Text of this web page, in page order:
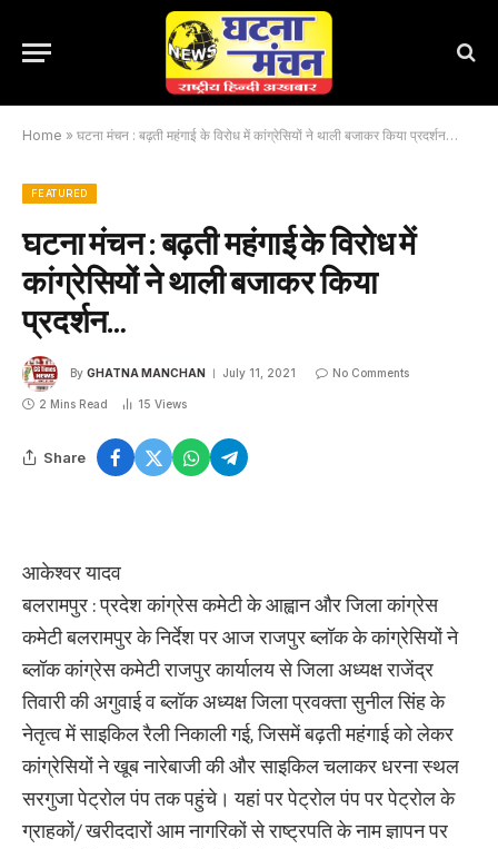
Home » घटना मंचन : बढ़ती महंगाई के विरोध में कांग्रेसियों ने थाली बजाकर किया प्रदर्शन…
FEATURED
घटना मंचन : बढ़ती महंगाई के विरोध में
कांग्रेसियों ने थाली बजाकर किया
प्रदर्शन…
By GHATNA MANCHAN July 11, 2021 No Comments
2 Mins Read 15 Views
Share
आकेश्वर यादव
बलरामपुर : प्रदेश कांग्रेस कमेटी के आह्वान और जिला कांग्रेस
कमेटी बलरामपुर के निर्देश पर आज राजपुर ब्लॉक के कांग्रेसियों ने
ब्लॉक कांग्रेस कमेटी राजपुर कार्यालय से जिला अध्यक्ष राजेंद्र
तिवारी की अगुवाई व ब्लॉक अध्यक्ष जिला प्रवक्ता सुनील सिंह के
नेतृत्व में साइकिल रैली निकाली गई, जिसमें बढ़ती महंगाई को लेकर
कांग्रेसियों ने खूब नारेबाजी की और साइकिल चलाकर धरना स्थल
सरगुजा पेट्रोल पंप तक पहुंचे। यहां पर पेट्रोल पंप पर पेट्रोल के
ग्राहकों/ खरीददारों आम नागरिकों से राष्ट्रपति के नाम ज्ञापन पर